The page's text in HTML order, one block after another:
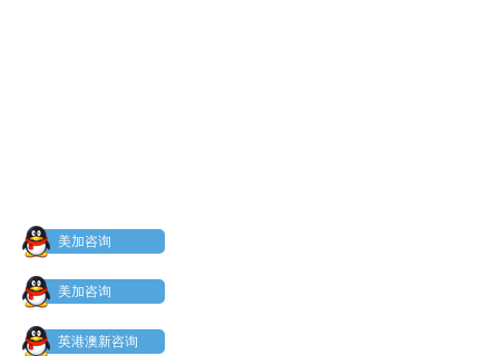
美加咨询
美加咨询
英港澳新咨询